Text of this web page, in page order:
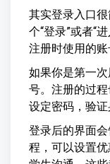
其实登录入口
个“登录”或者“
注册时使用的账
如果你是第一
号。注册的过
设定密码，验证
登录后的界面
程，可以设置